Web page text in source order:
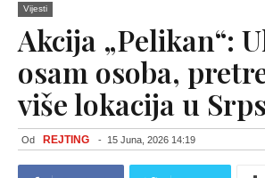
Vijesti
Akcija „Pelikan“:
osam osoba,
više lokacija u
Od REJTING - 15 Juna, 2026 14:19